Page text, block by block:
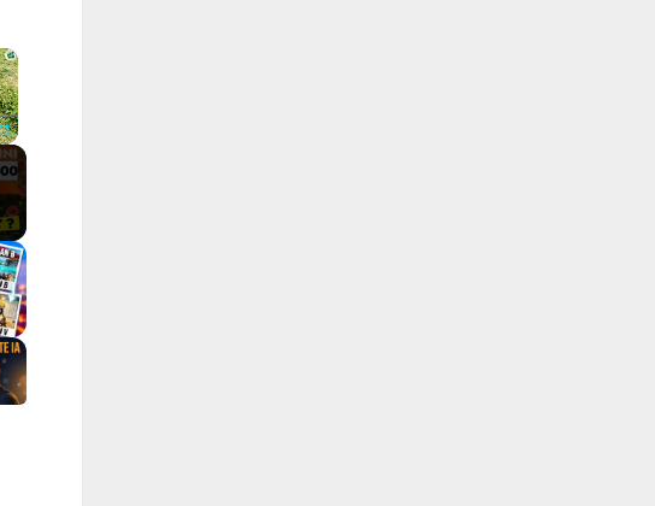
×
Fullscreen